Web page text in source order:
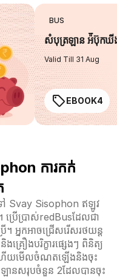
BUS
សំបុត្រឡាន អ៉ីប៊ុកឃី
Valid Till 31 Aug
EBOOK4
ការកក់
ៅ Svay Sisophon ឥឡូវ
រើប្រាស់redBusដែលជា
អ្នកអាចជ្រើសរើសរថយន្ត
រឿងបរិក្ខារផ្សេងៗ ពិនិត្យ
ហើយមើលចំណតឡើងនិងចុះ
ឡានសរុបចំនួន 2ដែលបានចុះ